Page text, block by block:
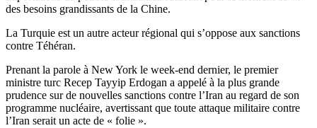
des besoins grandissants de la Chine.
La Turquie est un autre acteur régional qui s’oppose aux sanctions
contre Téhéran.
Prenant la parole à New York le week-end dernier, le premier
ministre turc Recep Tayyip Erdogan a appelé à la plus grande
prudence sur de nouvelles sanctions contre l’Iran au regard de son
programme nucléaire, avertissant que toute attaque militaire contre
l’Iran serait un acte de « folie ».